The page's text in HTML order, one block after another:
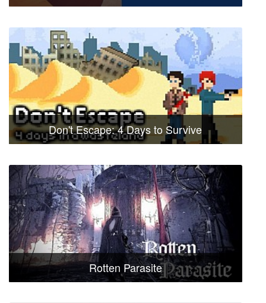
Don't Escape: 4 Days to Survive
Rotten Parasite